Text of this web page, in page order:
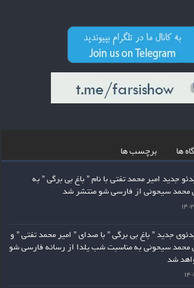
ها برچسب ها
جدید امیر محمد تفتی با نام ” باغ بی برگی ” به
محمد سیحونی از فارسی شو منتشر شد
جدید ” باغ بی برگی ” با صدای ” امیر محمد تفتی ” و
محمد سیحونی به مناسبت شب یلدا از رسانه فارسی شو
شد